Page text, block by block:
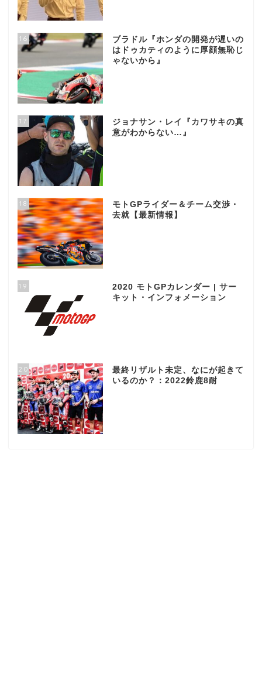
16
ブラドル『ホンダの開発が遅いの
はドゥカティのように厚顔無恥じ
ゃないから』
17
ジョナサン・レイ『カワサキの真
意がわからない…』
18
モトGPライダー＆チーム交渉・
去就【最新情報】
19
2020 モトGPカレンダー | サー
キット・インフォメーション
20
最終リザルト未定、なにが起きて
いるのか？：2022鈴鹿8耐